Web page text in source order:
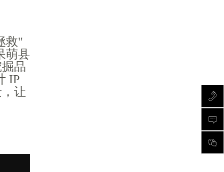
救"
萌县
品
IP
让